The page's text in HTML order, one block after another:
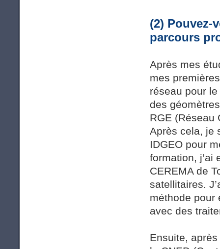
(2) Pouvez-
parcours
Après mes
mes
réseau pour
des
RGE (Réseau
Après cela, je
IDGEO pour
formation, j’ai
CEREMA de
satellitaires.
méthode pour
avec des
Ensuite,